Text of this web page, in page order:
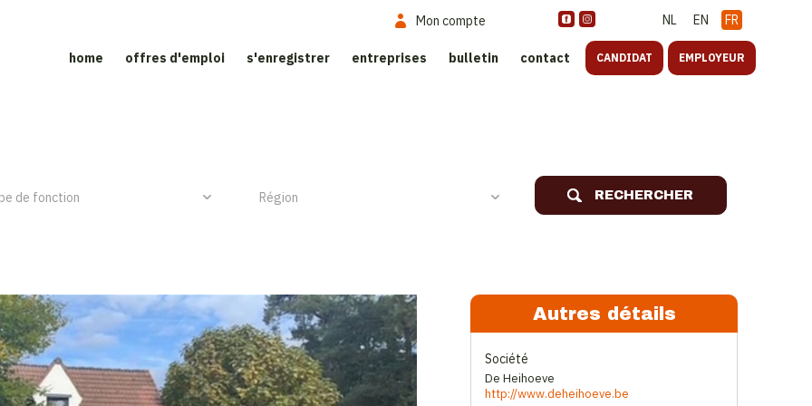
NL EN FR
Mon compte
home offres d'emploi s'enregistrer entreprises bulletin contact CANDIDAT EMPLOYEUR
RECHERCHER
Autres détails
Société
De Heihoeve
http://www.deheihoeve.be